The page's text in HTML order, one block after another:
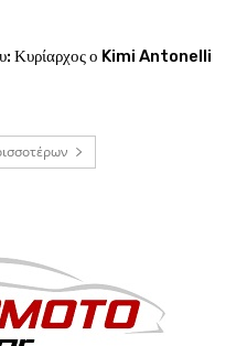
Κυρίαρχος ο Kimi Antonelli